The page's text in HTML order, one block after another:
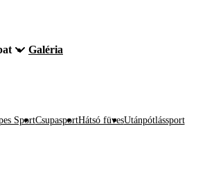
Galéria
SportCsupasportHátsó füvesUtánpótlássport